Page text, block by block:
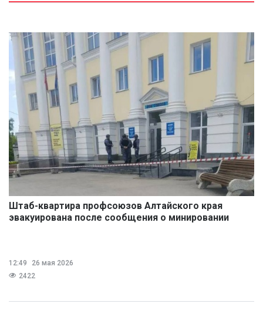
Штаб-квартира профсоюзов Алтайского края
эвакуирована после сообщения о минировании
12:49
26 мая 2026
2422